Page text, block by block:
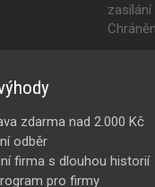
zasílání
zdarma nad 2.000 Kč
odběr
firma s dlouhou historií
pro firmy